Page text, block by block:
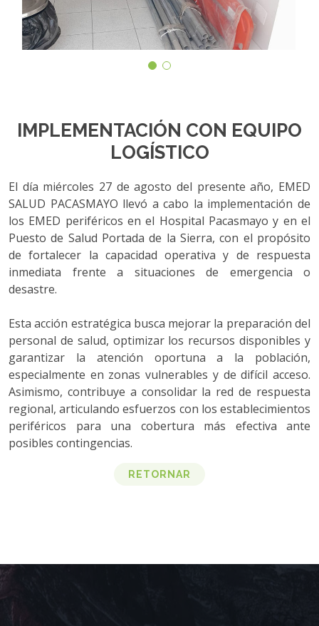
IMPLEMENTACIÓN CON EQUIPO
LOGÍSTICO
El día miércoles 27 de agosto del presente año, EMED
SALUD PACASMAYO llevó a cabo la implementación de
los EMED periféricos en el Hospital Pacasmayo y en el
Puesto de Salud Portada de la Sierra, con el propósito
de fortalecer la capacidad operativa y de respuesta
inmediata frente a situaciones de emergencia o
desastre.
Esta acción estratégica busca mejorar la preparación del
personal de salud, optimizar los recursos disponibles y
garantizar la atención oportuna a la población,
especialmente en zonas vulnerables y de difícil acceso.
Asimismo, contribuye a consolidar la red de respuesta
regional, articulando esfuerzos con los establecimientos
periféricos para una cobertura más efectiva ante
posibles contingencias.
RETORNAR